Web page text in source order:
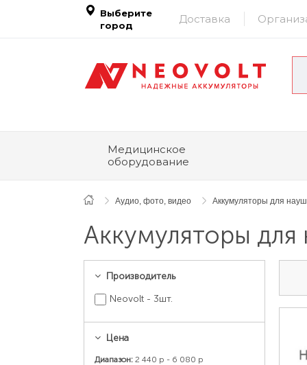
Выберите
город
Доставка
Медицинское
оборудование
Аудио, фото, видео Аккумуляторы для
Аккумуляторы для
Производитель
Neovolt - 3шт.
Цена
Диапазон: 2 440 р - 6 080 р